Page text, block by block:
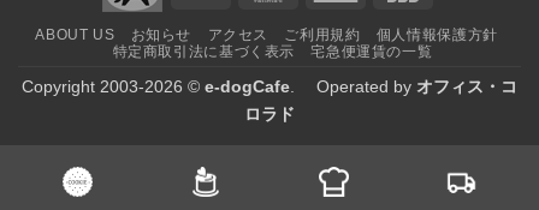
ABOUT US お知らせ アクセス ご利用規約
個人情報保護方針
特定商取引法に基づく表示
宅急便運賃の一覧
Copyright 2003-2026 © e-dogCafe . Operated by オフィス・コ
ロラド